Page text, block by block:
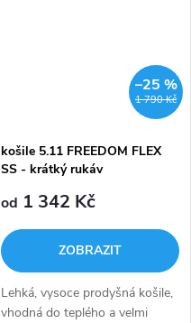
1 790 Kč
–25 %
košile 5.11 FREEDOM FLEX
SS - krátký rukáv
od 1 342 Kč
ZOBRAZIT
Lehká, vysoce prodyšná košile,
vhodná do teplého a velmi